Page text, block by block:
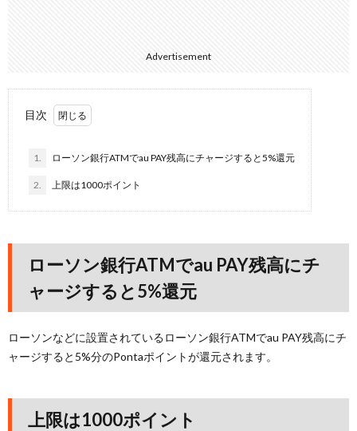
Advertisement
目次
1. ローソン銀行ATMでau PAY残高にチャージすると5%還元
2. 上限は1000ポイント
ローソン銀行ATMでau PAY残高にチ
ャージすると5%還元
ローソンなどに設置されているローソン銀行ATMでau PAY残高にチ
ャージすると5%分のPontaポイントが還元されます。
上限は1000ポイント